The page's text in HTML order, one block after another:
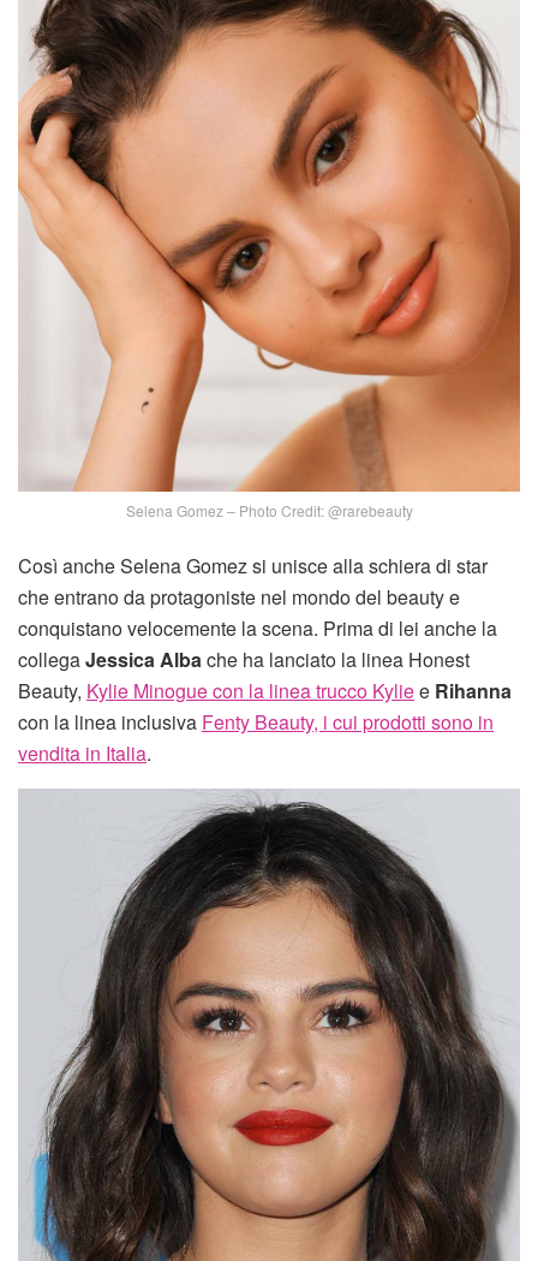
Selena Gomez – Photo Credit: @rarebeauty
Così anche Selena Gomez si unisce alla schiera di star
che entrano da protagoniste nel mondo del beauty e
conquistano velocemente la scena. Prima di lei anche la
collegaJessica Albache ha lanciato la linea Honest
Beauty, Kylie Minogue con la linea trucco Kyliee Rihanna
con la linea inclusiva Fenty Beauty, i cui prodotti sono in
vendita in Italia.